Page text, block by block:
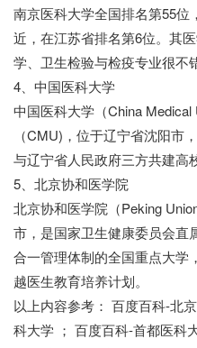
南京医科大学全国排名第55
近，在江苏省排名第6位。其
学、卫生检验与检疫专业很不
4、中国医科大学
中国医科大学（China
（CMU)，位于辽宁省沈阳市
与辽宁省人民政府三方共建高
5、北京协和医学院
北京协和医学院（Peking
市，是国家卫生健康委员会直
合一管理体制的全国重点大学
越医生教育培养计划。
以上内容参考： 百度百科-北
科大学 ； 百度百科-首都医科